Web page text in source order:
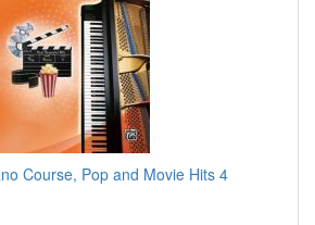
Course, Pop and Movie Hits 4